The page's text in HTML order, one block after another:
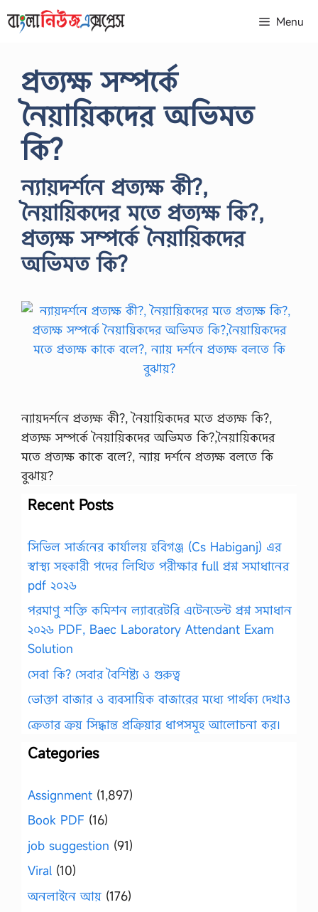
to
Menu
প্রত্যক্ষ সম্পর্কে
নৈয়ায়িকদের অভিমত
কি?
ন্যায়দর্শনে প্রত্যক্ষ কী?,
নৈয়ায়িকদের মতে প্রত্যক্ষ কি?,
প্রত্যক্ষ সম্পর্কে নৈয়ায়িকদের
অভিমত কি?
ন্যায়দর্শনে প্রত্যক্ষ কী?, নৈয়ায়িকদের মতে প্রত্যক্ষ কি?,
প্রত্যক্ষ সম্পর্কে নৈয়ায়িকদের অভিমত কি?,নৈয়ায়িকদের
মতে প্রত্যক্ষ কাকে বলে?, ন্যায় দর্শনে প্রত্যক্ষ বলতে কি
বুঝায়?
Recent Posts
সিভিল সার্জনের কার্যালয় হবিগঞ্জ (Cs Habiganj) এর
স্বাস্থ্য সহকারী পদের লিখিত পরীক্ষার full প্রশ্ন সমাধানের
pdf ২০২৬
পরমাণু শক্তি কমিশন ল্যাবরেটরি এটেনডেন্ট প্রশ্ন সমাধান
২০২৬ PDF, Baec Laboratory Attendant Exam
Solution
সেবা কি? সেবার বৈশিষ্ট্য ও গুরুত্ব
ভোক্তা বাজার ও ব্যবসায়িক বাজারের মধ্যে পার্থক্য দেখাও
ক্রেতার ক্রয় সিদ্ধান্ত প্রক্রিয়ার ধাপসমূহ আলোচনা কর।
Categories
Assignment (1,897)
Book PDF (16)
job suggestion (91)
Viral (10)
অনলাইনে আয় (176)